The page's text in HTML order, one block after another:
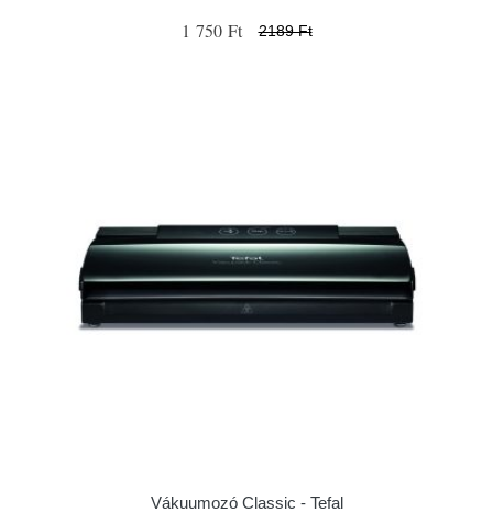
1 750 Ft 2189 Ft
Vákuumozó Classic - Tefal